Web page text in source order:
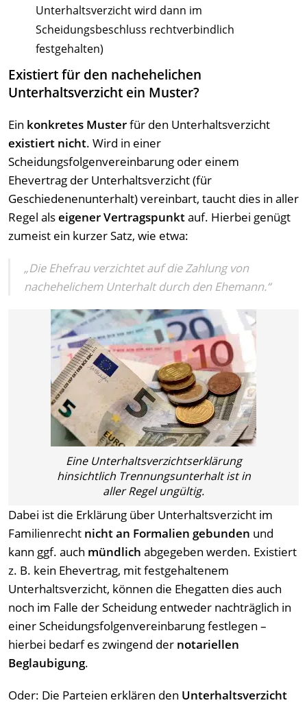
Unterhaltsverzicht wird dann im
Scheidungsbeschluss rechtverbindlich
festgehalten)
Existiert für den nachehelichen
Unterhaltsverzicht ein Muster?
Ein konkretes Musterfür den Unterhaltsverzicht
existiert nicht. Wird in einer
Scheidungsfolgenvereinbarung oder einem
Ehevertrag der Unterhaltsverzicht (für
Geschiedenenunterhalt) vereinbart, taucht dies in aller
Regel alseigener Vertragspunktauf. Hierbei genügt
zumeist ein kurzer Satz, wie etwa:
„Die Ehefrau verzichtet auf die Zahlung von
nachehelichem Unterhalt durch den Ehemann.“
Eine Unterhaltsverzichtserklärung
hinsichtlich Trennungsunterhalt ist in
aller Regel ungültig.
Dabei ist die Erklärung über Unterhaltsverzicht im
Familienrecht nicht an Formalien gebunden und
kann ggf. auch mündlich abgegeben werden. Existiert
z. B. kein Ehevertrag, mit festgehaltenem
Unterhaltsverzicht, können die Ehegatten dies auch
noch im Falle der Scheidung entweder nachträglich in
einer Scheidungsfolgenvereinbarung festlegen –
hierbei bedarf es zwingend der notariellen
Beglaubigung.
Oder: Die Parteien erklären den Unterhaltsverzicht